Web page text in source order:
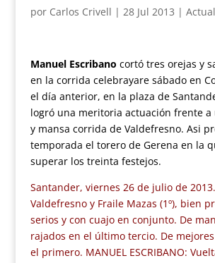
por Carlos Crivell | 28 Jul 2013 |
Manuel Escribano cortó tres orejas y
en la corrida celebrayare sábado en
el día anterior, en la plaza de
logró una meritoria actuación frente a
y mansa corrida de Valdefresno. Asi
temporada el torero de Gerena en la
superar los treinta festejos.
Santander, viernes 26 de julio de
Valdefresno y Fraile Mazas (1º), bien
serios y con cuajo en conjunto. De
rajados en el último tercio. De
el primero. MANUEL ESCRIBANO: